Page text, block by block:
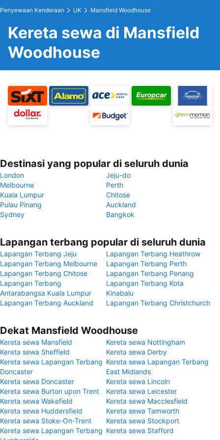
Penyewaan Kenderaan UK Mansfield Woodhouse
Kereta sewa di Mansfield
Woodhouse
Destinasi yang popular di seluruh dunia
London
Jeju-do
Melbourne
Perth
Kuala Lumpur
Chitose
Pulau Pinang
Auckland
Sydney
Bangkok
Lapangan terbang popular di seluruh dunia
Lapangan Terbang Jeju
Lapangan Terbang Heathrow
Lapangan Terbang Melbourne
Lapangan Terbang Perth
Lapangan Terbang Chitose
Lapangan Terbang Penang
Lapangan Terbang
Antarabangsa Kuala Lumpur
Lapangan Terbang Kota
Kinabalu
Lapangan Terbang Auckland
Lapangan Terbang Christchurch
Dekat Mansfield Woodhouse
Kereta sewa Mansfield
Kereta sewa Nottingham
Kereta sewa Sheffield
Kereta sewa Derby
Kereta sewa Lapangan Terbang
Doncaster
Kereta sewa Lapangan Terbang
East Midlands
Kereta sewa Doncaster
Kereta sewa Lincoln
Kereta sewa Burton upon Trent
Kereta sewa Leicester
Kereta sewa Wakefield
Kereta sewa Macclesfield
Kereta sewa Huddersfield
Kereta sewa Tamworth
Kereta sewa Stoke-On-Trent
Kereta sewa Stockport
Kereta sewa Lapangan Terbang Kereta sewa Stafford